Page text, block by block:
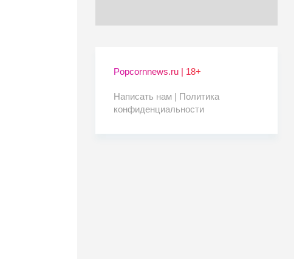
Popcornnews.ru | 18+
Написать нам | Политика
конфиденциальности